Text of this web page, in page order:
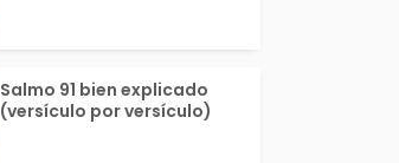
Salmo 91 bien explicado
(versículo por versículo)